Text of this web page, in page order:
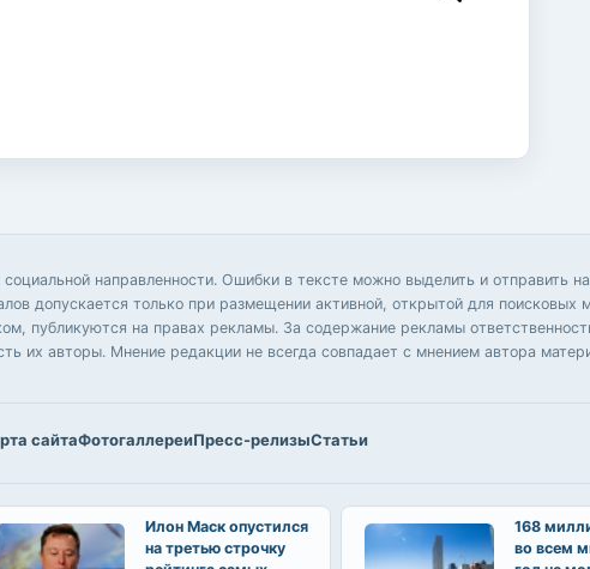
направленности. Ошибки в тексте можно выделить и отправить
допускается только при размещении активной, открытой для поисковых
публикуются на правах рекламы. За содержание рекламы
их авторы. Мнение редакции не всегда совпадает с мнением автора
сайтаФотогаллереиПресс-релизыСтатьи
Илон Маск опустился
на третью строчку
168
во всем